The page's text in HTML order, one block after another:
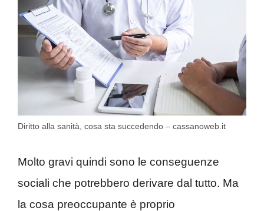
Diritto alla sanità, cosa sta succedendo – cassanoweb.it
Molto gravi quindi sono le conseguenze
sociali che potrebbero derivare dal tutto. Ma
la cosa preoccupante è proprio